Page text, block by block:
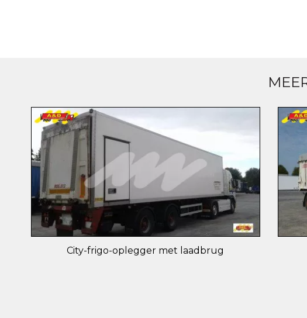
City-frigo-oplegger met laadbrug